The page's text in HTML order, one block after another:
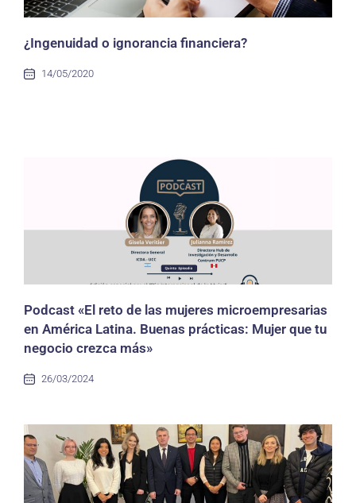
¿Ingenuidad o ignorancia financiera?
14/05/2020
Podcast «El reto de las mujeres microempresarias
en América Latina. Buenas prácticas: Mujer que tu
negocio crezca más»
26/03/2024